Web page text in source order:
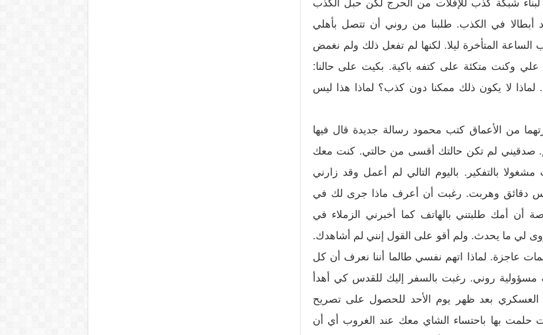
لبناء شبكة كذب للإفلات من الحرج لكن حبل الكذب
أبطالا في الكذب. طلبنا من روني أن تتصل بأهلي
الساعة المتأخرة ليلا. لكنها لم تفعل ذلك ولم نغمض
علي وكنت متكئة على كتفه باكية. بكيت على حالنا:
لماذا لا يكون ذلك ممكنا دون كذب؟ لماذا هذا ليس
من الأعماق كتب محمود رسالة جديدة قال فيها
صدقيني لم تكن حالتك أقسى من حالتي. كنت معك
بالتفكير. باليوم التالي لم أعمل وقد زارني
دقائق وهربت. رغبت أن أعرف ماذا جرى لك في
أن أمك طلبتني بالهاتف كما أخبرني الزملاء في
لي ما يحدث. ولم أقو على القول إنني لم أشاهدك.
عاجزة. لماذا اتهم نفسي طالما أننا نعرف أن كل
روني. رغبت بالسفر إليك للقدس كي أهدأ
بعد ظهر يوم الأحد للحصول على تصريح
بها باحتساء الشاي معك عند الغروب أي أن